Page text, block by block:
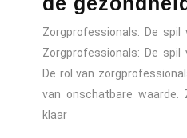
Zorgprofessionals: De spil
Zorgprofessionals: De spil
De rol van
van onschatbare
klaar